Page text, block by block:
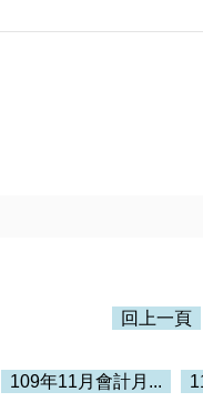
回上一頁
109年11月會計月...